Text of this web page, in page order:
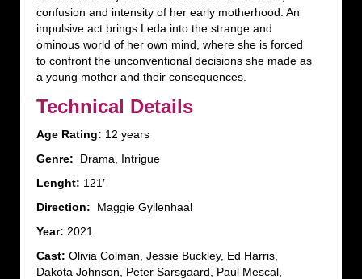
confusion and intensity of her early motherhood. An
impulsive act brings Leda into the strange and
ominous world of her own mind, where she is forced
to confront the unconventional decisions she made as
a young mother and their consequences.
Technical Details
Age Rating: 12 years
Genre: Drama, Intrigue
Lenght: 121′
Direction: Maggie Gyllenhaal
Year: 2021
Cast: Olivia Colman, Jessie Buckley, Ed Harris,
Dakota Johnson, Peter Sarsgaard, Paul Mescal,